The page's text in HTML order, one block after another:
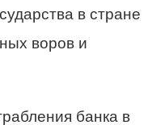
в стране
воров и
банка в